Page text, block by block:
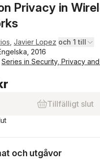
Privacy in
Javier Lopez och 1 till
2016
Series in Security, Privacy
Tillfälligt slut
och utgåvor